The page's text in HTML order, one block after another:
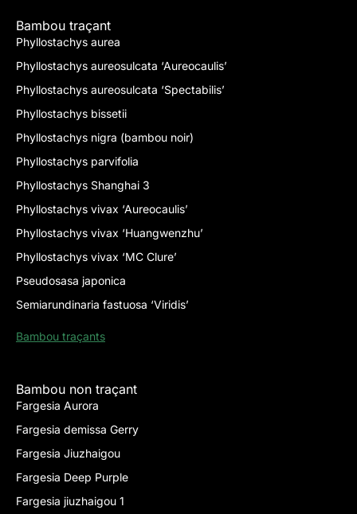
Bambou traçant
Phyllostachys aurea
Phyllostachys aureosulcata ‘Aureocaulis’
Phyllostachys aureosulcata ‘Spectabilis’
Phyllostachys bissetii
Phyllostachys nigra (bambou noir)
Phyllostachys parvifolia
Phyllostachys Shanghai 3
Phyllostachys vivax ‘Aureocaulis’
Phyllostachys vivax ‘Huangwenzhu’
Phyllostachys vivax ‘MC Clure’
Pseudosasa japonica
Semiarundinaria fastuosa ‘Viridis’
Bambou traçants
Bambou non traçant
Fargesia Aurora
Fargesia demissa Gerry
Fargesia Jiuzhaigou
Fargesia Deep Purple
Fargesia jiuzhaigou 1